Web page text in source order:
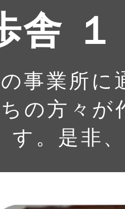
舎
事業所に
の方々が
す。是非